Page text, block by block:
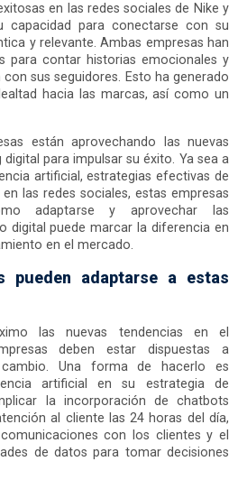
en las redes sociales de Nike y
capacidad para conectarse con su
y relevante. Ambas empresas han
para contar historias emocionales y
sus seguidores. Esto ha generado
hacia las marcas, así como un
están aprovechando las nuevas
para impulsar su éxito. Ya sea a
artificial, estrategias efectivas de
las redes sociales, estas empresas
adaptarse y aprovechar las
digital puede marcar la diferencia en
en el mercado.
pueden adaptarse a estas
las nuevas tendencias en el
deben estar dispuestas a
Una forma de hacerlo es
artificial en su estrategia de
la incorporación de chatbots
al cliente las 24 horas del día,
con los clientes y el
de datos para tomar decisiones